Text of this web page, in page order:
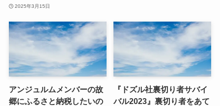
2025年3月15日
アンジュルムメンバーの故
郷にふるさと納税したいの
『ドズル社裏切り者サバイ
バル2023』裏切り者をあて